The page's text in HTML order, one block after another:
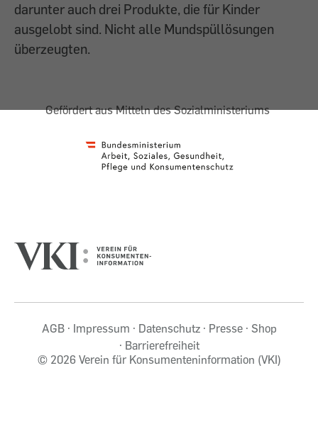
darunter auch drei Produkte, die für Kinder
ausgelobt sind. Nicht alle Mundspüllösungen
überzeugten.
Gefördert aus Mitteln des Sozialministeriums
AGB Impressum Datenschutz Presse
Shop
Barrierefreiheit
© 2026 Verein für Konsumenteninformation (VKI)